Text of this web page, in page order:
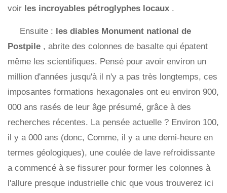
voir les incroyables pétroglyphes locaux .
Ensuite : les diables Monument national de
Postpile , abrite des colonnes de basalte qui épatent
même les scientifiques. Pensé pour avoir environ un
million d'années jusqu'à il n'y a pas très longtemps, ces
imposantes formations hexagonales ont eu environ 900,
000 ans rasés de leur âge présumé, grâce à des
recherches récentes. La pensée actuelle ? Environ 100,
il y a 000 ans (donc, Comme, il y a une demi-heure en
termes géologiques), une coulée de lave refroidissante
a commencé à se fissurer pour former les colonnes à
l'allure presque industrielle chic que vous trouverez ici